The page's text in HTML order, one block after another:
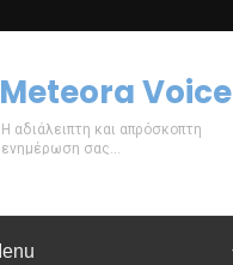
Meteora Voice
Η αδιάλειπτη και απρόσκοπτη
ενημέρωση σας...